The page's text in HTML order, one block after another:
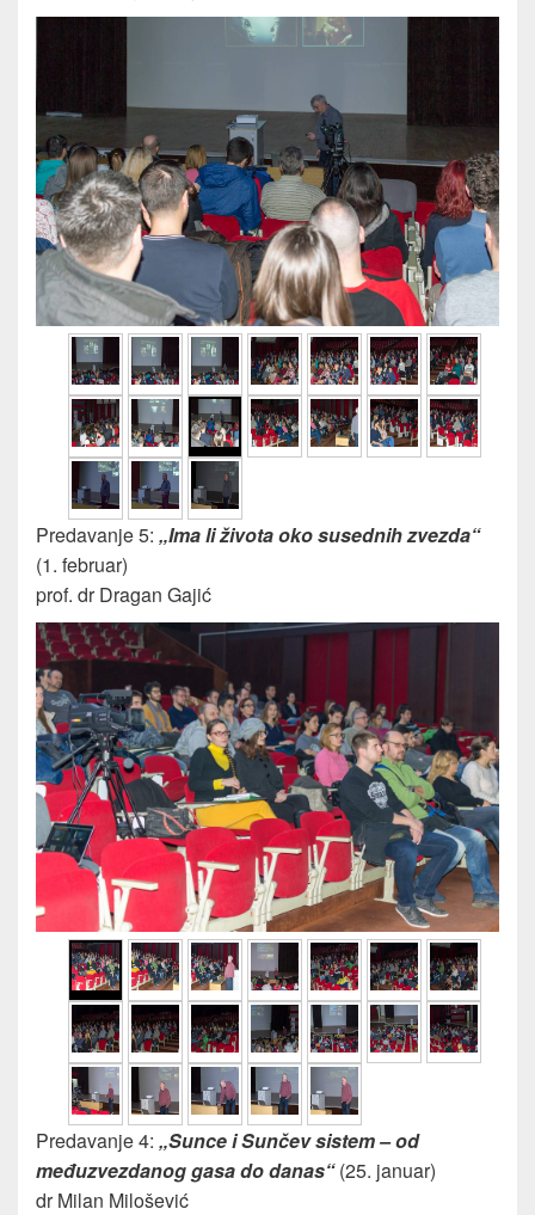
Predavanje 5: „Ima li života oko susednih zvezda“
(1. februar)
prof. dr Dragan Gajić
Predavanje 4: „Sunce i Sunčev sistem – od
međuzvezdanog gasa do danas“(25. januar)
dr Milan Milošević